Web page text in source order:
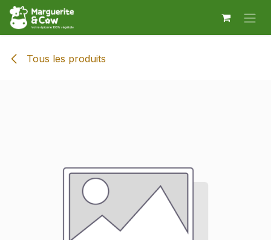
Se rendre au contenu
Tous les produits